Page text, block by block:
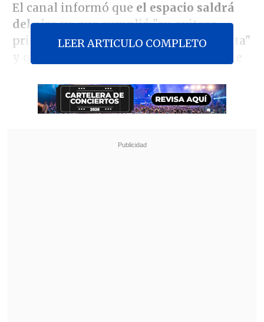
El canal informó que el espacio saldrá
del aireya que cumplió "su exitoso
primer ciclo de 10 capítulos en tv abierta"
y que ahora
Revisa también
José Antonio Neme en Las Condes
LEER ARTICULO COMPLETO